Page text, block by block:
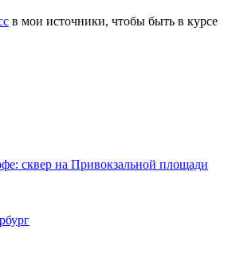
в мои источники, чтобы быть в курсе
сквер на Привокзальной площади